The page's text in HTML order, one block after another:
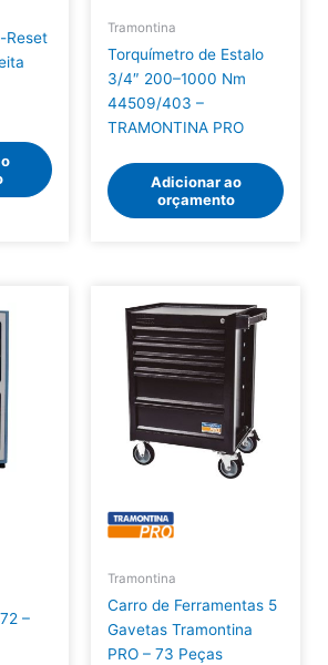
Reset
Tramontina
Torquímetro de Estalo
3/4″ 200–1000 Nm
44509/403 –
TRAMONTINA PRO
Adicionar ao
orçamento
–
Tramontina
Carro de Ferramentas 5
Gavetas Tramontina
PRO – 73 Peças